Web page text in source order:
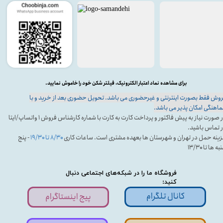
فروشگاه ما را در شبکه‌های اجتماعی دنبال
کنید:
فقط بصورت اینترنتی و غیرحضوری می باشد. تحویل حضوری بعد از خرید و با
امکان پذیر می باشد.
در صورت نیاز به پیش فاکتور و پرداخت کارت به کارت با شماره کارشناس فروش ۱ واتساپ/ایتا
تماس باشید.
حمل در تهران و شهرستان ها بعهده مشتری است. ساعات کاری۸/۳۰ تا ۱۹/۳۰
- پنج
ها تا ۱۳/۳۰
برای مشاهده نماد اعتبار الکترونیک، فیلتر شکن خود را خاموش نمایید.
پیج اینستاگرام کانال تلگرام